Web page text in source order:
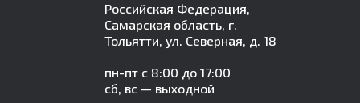
Российская Федерация,
Самарская область, г.
Тольятти, ул. Северная, д. 18
пн-пт с 8:00 до 17:00
сб, вс — выходной